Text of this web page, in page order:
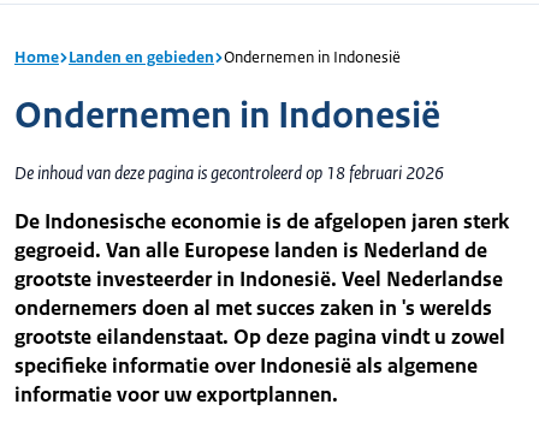
Home Landen en gebieden Ondernemen in Indonesië
Ondernemen in Indonesië
De inhoud van deze pagina is gecontroleerd op 18 februari 2026
De Indonesische economie is de afgelopen jaren sterk
gegroeid. Van alle Europese landen is Nederland de
grootste investeerder in Indonesië. Veel Nederlandse
ondernemers doen al met succes zaken in 's werelds
grootste eilandenstaat. Op deze pagina vindt u zowel
specifieke informatie over Indonesië als algemene
informatie voor uw exportplannen.